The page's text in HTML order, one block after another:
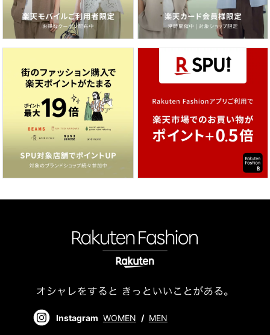
Instagram WOMEN / MEN